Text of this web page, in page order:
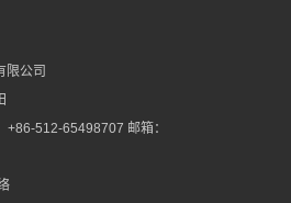
限公司
512-65498707 邮箱：